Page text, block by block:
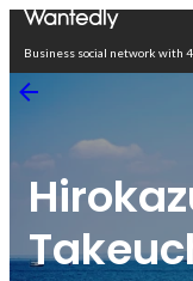
Business social network with